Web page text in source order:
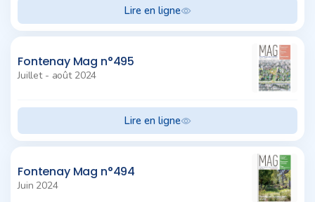
Lire en ligne
Fontenay Mag n°495
Juillet - août 2024
Lire en ligne
Fontenay Mag n°494
Juin 2024